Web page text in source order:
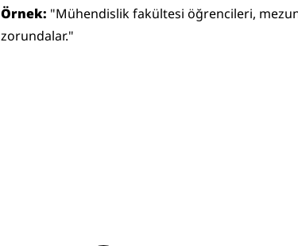
Örnek: "Mühendislik fakültesi öğrencileri,
zorundalar."